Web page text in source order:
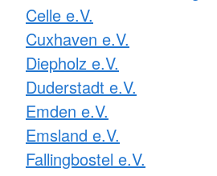
Celle e.V.
Cuxhaven e.V.
Diepholz e.V.
Duderstadt e.V.
Emden e.V.
Emsland e.V.
Fallingbostel e.V.